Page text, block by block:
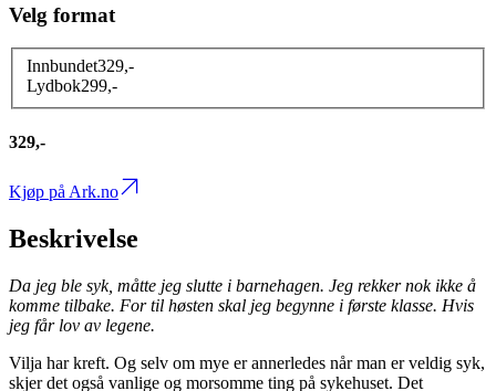
Velg format
Innbundet329,-
Lydbok299,-
329,-
Kjøp på Ark.no
Beskrivelse
Da jeg ble syk, måtte jeg slutte i barnehagen. Jeg rekker nok ikke å
komme tilbake. For til høsten skal jeg begynne i første klasse. Hvis
jeg får lov av legene.
Vilja har kreft. Og selv om mye er annerledes når man er veldig syk,
skjer det også vanlige og morsomme ting på sykehuset. Det